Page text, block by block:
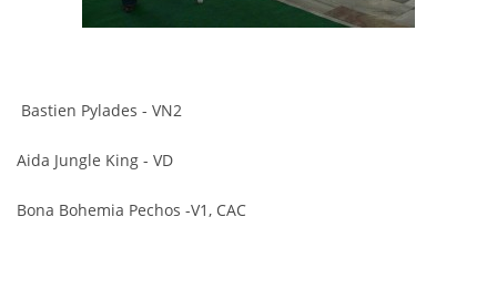
Bastien Pylades - VN2
Aida Jungle King - VD
Bona Bohemia Pechos -V1, CAC